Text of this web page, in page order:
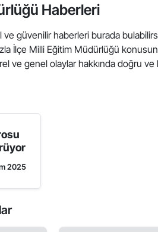
Haberleri
güvenilir haberleri burada
İlçe Milli Eğitim Müdürlüğü
ve genel olaylar hakkında doğru ve
2025